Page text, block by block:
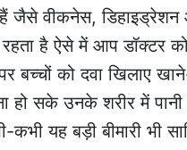
जैसे वीकनेस, डिहाइड्रेशन
रहता है ऐसे में आप डॉक्टर
बच्चों को दवा खिलाए
हो सके उनके शरीर में
कभी यह बड़ी बीमारी भी